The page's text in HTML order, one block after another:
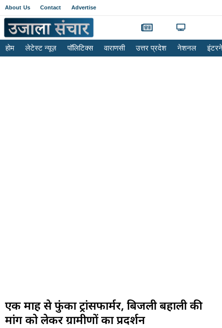
About Us Contact Advertise
होम लेटेस्ट न्यूज़ पॉलिटिक्स वाराणसी उत्तर प्रदेश नेशनल
एक माह से फुंका ट्रांसफार्मर, बिजली बहाली की
मांग को लेकर ग्रामीणों का प्रदर्शन